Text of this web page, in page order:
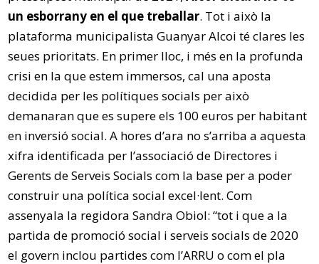
un esborrany en el que treballar. Tot i això la
plataforma municipalista Guanyar Alcoi té clares les
seues prioritats. En primer lloc, i més en la profunda
crisi en la que estem immersos, cal una aposta
decidida per les polítiques socials per això
demanaran que es supere els 100 euros per habitant
en inversió social. A hores d’ara no s’arriba a aquesta
xifra identificada per l’associació de Directores i
Gerents de Serveis Socials com la base per a poder
construir una política social excel·lent. Com
assenyala la regidora Sandra Obiol: “tot i que a la
partida de promoció social i serveis socials de 2020
el govern inclou partides com l’ARRU o com el pla